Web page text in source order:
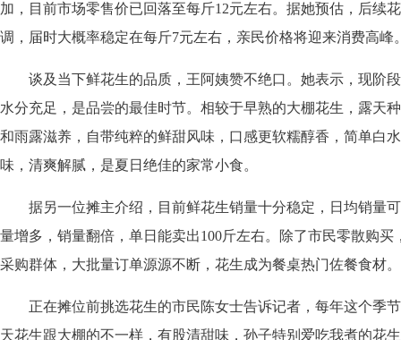
加，目前市场零售价已回落至每斤12元左右。据她预估，后续
调，届时大概率稳定在每斤7元左右，亲民价格将迎来消费高峰
谈及当下鲜花生的品质，王阿姨赞不绝口。她表示，现阶
水分充足，是品尝的最佳时节。相较于早熟的大棚花生，露天
和雨露滋养，自带纯粹的鲜甜风味，口感更软糯醇香，简单白
味，清爽解腻，是夏日绝佳的家常小食。
据另一位摊主介绍，目前鲜花生销量十分稳定，日均销量
量增多，销量翻倍，单日能卖出100斤左右。除了市民零散购买
采购群体，大批量订单源源不断，花生成为餐桌热门佐餐食材。
正在摊位前挑选花生的市民陈女士告诉记者，每年这个季节
天花生跟大棚的不一样，有股清甜味，孙子特别爱吃我煮的花